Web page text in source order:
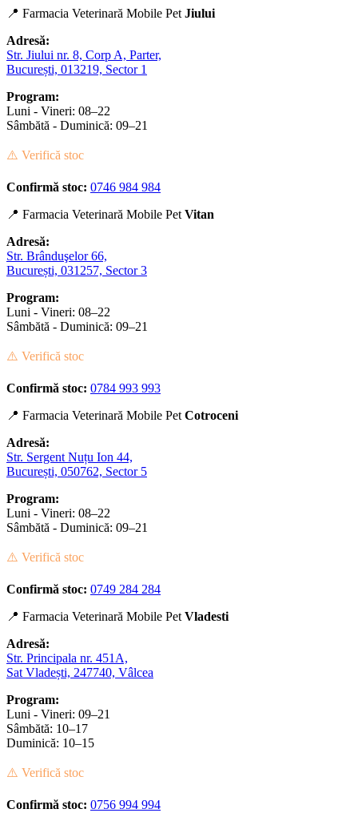
📍 Farmacia Veterinară Mobile Pet Jiului
Adresă:
Str. Jiului nr. 8, Corp A, Parter,
București, 013219, Sector 1
Program:
Luni - Vineri: 08–22
Sâmbătă - Duminică: 09–21
⚠️ Verifică stoc
Confirmă stoc: 0746 984 984
📍 Farmacia Veterinară Mobile Pet Vitan
Adresă:
Str. Brânduşelor 66,
București, 031257, Sector 3
Program:
Luni - Vineri: 08–22
Sâmbătă - Duminică: 09–21
⚠️ Verifică stoc
Confirmă stoc: 0784 993 993
📍 Farmacia Veterinară Mobile Pet Cotroceni
Adresă:
Str. Sergent Nuțu Ion 44,
București, 050762, Sector 5
Program:
Luni - Vineri: 08–22
Sâmbătă - Duminică: 09–21
⚠️ Verifică stoc
Confirmă stoc: 0749 284 284
📍 Farmacia Veterinară Mobile Pet Vladesti
Adresă:
Str. Principala nr. 451A,
Sat Vladești, 247740, Vâlcea
Program:
Luni - Vineri: 09–21
Sâmbătă: 10–17
Duminică: 10–15
⚠️ Verifică stoc
Confirmă stoc: 0756 994 994